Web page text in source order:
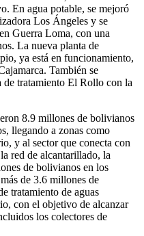
En agua potable, se mejoró
Los Ángeles y se
Guerra Loma, con una
La nueva planta de
ya está en funcionamiento,
También se
de tratamiento El Rollo con la
8.9 millones de bolivianos
llegando a zonas como
y al sector que conecta con
red de alcantarillado, la
de bolivianos en los
de 3.6 millones de
tratamiento de aguas
con el objetivo de alcanzar
los colectores de